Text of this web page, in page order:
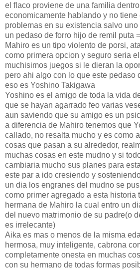
el flaco proviene de una familia
economicamente hablando y no tiene
problemas en su existencia salvo
un pedaso de forro hijo de remil puta
Mahiro es un tipo violento de porsi,
como primera opcion y seguro seria
muchisimos juegos si le dieran la
pero ahi algo con lo que este pedaso
eso es Yoshino Takigawa
Yoshino es el amigo de toda la vida
que se hayan agarrado feo varias
aun saviendo que su amigo es un
a diferencia de Mahiro tenemos que
callado, no resalta mucho y es como
cosas que pasan a su alrededor,
muchas cosas en este mudno y si
cambiaria mucho sus planes para
este par a ido cresiendo y
un dia los engranes del mudno se
como primer agregado a esta historia
hermana de Mahiro la cual entro un
del nuevo matrimonio de su padre(o
es irrelecante)
Aika es mas o menos de la misma
hermosa, muy inteligente, cabrona
completamente onesta en muchas
con su hermano de todas formas